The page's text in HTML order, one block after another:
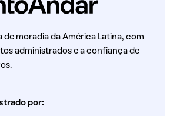
moradia da América Latina, com
administrados e a confiança de
por: